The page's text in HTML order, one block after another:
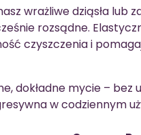
wrażliwe dziąsła lub
rozsądne.
czyszczenia i
dokładne mycie – bez
w codziennym